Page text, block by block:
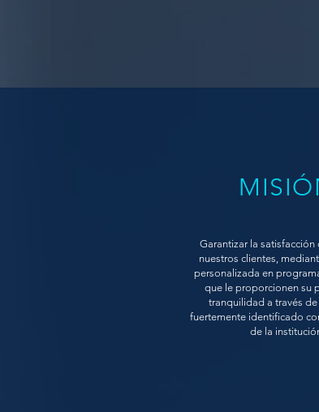
Garantizar la satisfacción
nuestros clientes,
personalizada en
que le proporcionen su
tranquilidad a través
fuertemente identificado
de la